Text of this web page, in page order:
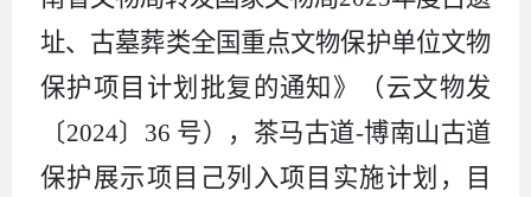
址、古墓葬类全国重点文物保护单位文物
保护项目计划批复的通知》
（ 云文物发
〔2024〕36 号）
，茶马古道-博南山古道
保护展示项目己列入项目实施计划，目